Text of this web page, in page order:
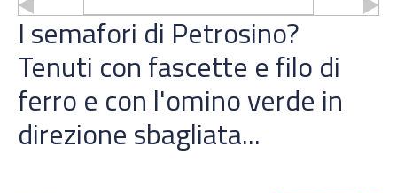
I semafori di Petrosino?
Tenuti con fascette e filo di
ferro e con l'omino verde in
direzione sbagliata...